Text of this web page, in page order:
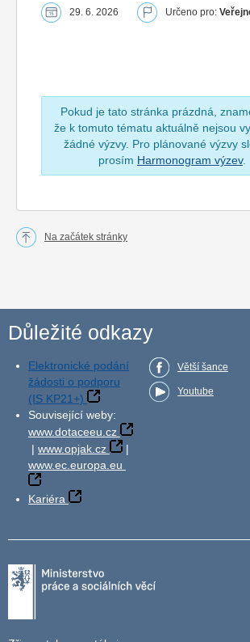
29. 6. 2026 Určeno pro:
Pokud je tato stránka prázdná,
že k tomuto tématu aktuálně nejsou
žádné výzvy. Pro plánované výzvy
prosím Harmonogram výzev.
Na začátek stránky
Důležité odkazy
Elektronické podání
žádosti o podporu
(IS KP21+)
Související weby:
www.dotaceeu.cz
| www.opjak.cz
|
www.ec.europa.eu
Kariéra
Větší šance
Youtube